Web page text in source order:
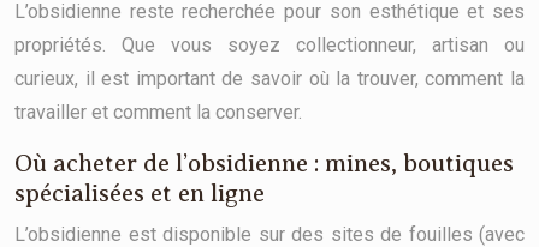
L’obsidienne reste recherchée pour son esthétique et ses
propriétés. Que vous soyez collectionneur, artisan ou
curieux, il est important de savoir où la trouver, comment la
travailler et comment la conserver.
Où acheter de l’obsidienne : mines, boutiques
spécialisées et en ligne
L’obsidienne est disponible sur des sites de fouilles (avec